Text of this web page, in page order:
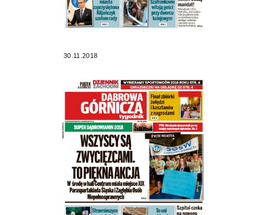
30.11.2018